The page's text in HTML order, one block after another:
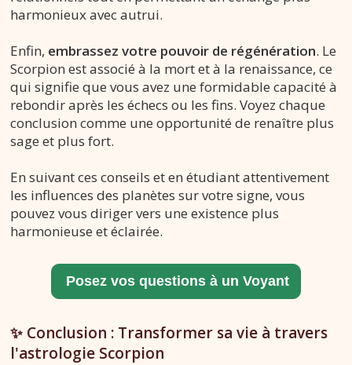
harmonieux avec autrui.
Enfin, embrassez votre pouvoir de régénération. Le
Scorpion est associé à la mort et à la renaissance, ce
qui signifie que vous avez une formidable capacité à
rebondir après les échecs ou les fins. Voyez chaque
conclusion comme une opportunité de renaître plus
sage et plus fort.
En suivant ces conseils et en étudiant attentivement
les influences des planètes sur votre signe, vous
pouvez vous diriger vers une existence plus
harmonieuse et éclairée.
✨ Conclusion : Transformer sa vie à travers
l'astrologie Scorpion